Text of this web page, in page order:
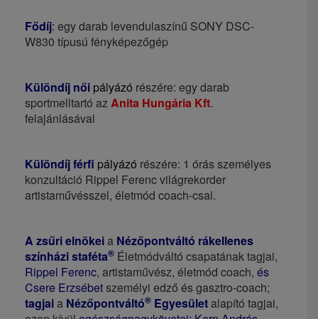
Fődíj: egy darab levendulaszínű SONY DSC-
W830 típusú fényképezőgép
Különdíj női pályázó részére: egy darab
sportmelltartó azAnita Hungária Kft.
felajánlásával
Különdíj férfi pályázó részére: 1 órás személyes
konzultáció Rippel Ferenc világrekorder
artistaművésszel, életmód coach-csal.
A zsűri elnökeia Nézőpontváltó rákellenes
színházi staféta® Életmódváltó csapatának tagjai,
Rippel Ferenc, artistaművész, életmód coach, és
Csere Erzsébetszemélyi edző és gasztro-coach;
tagjaia Nézőpontváltó® Egyesületalapító tagjai,